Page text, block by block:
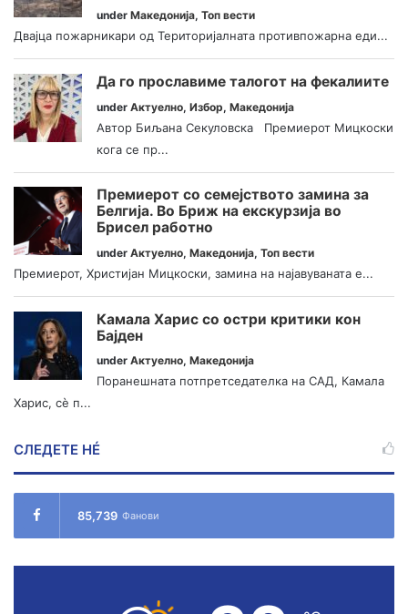
under Македонија, Топ вести
Двајца пожарникари од Територијалната противпожарна еди...
Да го прославиме талогот на фекалиите
under Актуелно, Избор, Македонија
Автор Биљана Секуловска Премиерот Мицкоски
кога се пр...
Премиерот со семејството замина за
Белгија. Во Бриж на екскурзија во
Брисел работно
under Актуелно, Македонија, Топ вести
Премиерот, Христијан Мицкоски, замина на најавуваната е...
Камала Харис со остри критики кон
Бајден
under Актуелно, Македонија
Поранешната потпретседателка на САД, Камала
Харис, сè п...
СЛЕДЕТЕ НÉ
85,739 Фанови